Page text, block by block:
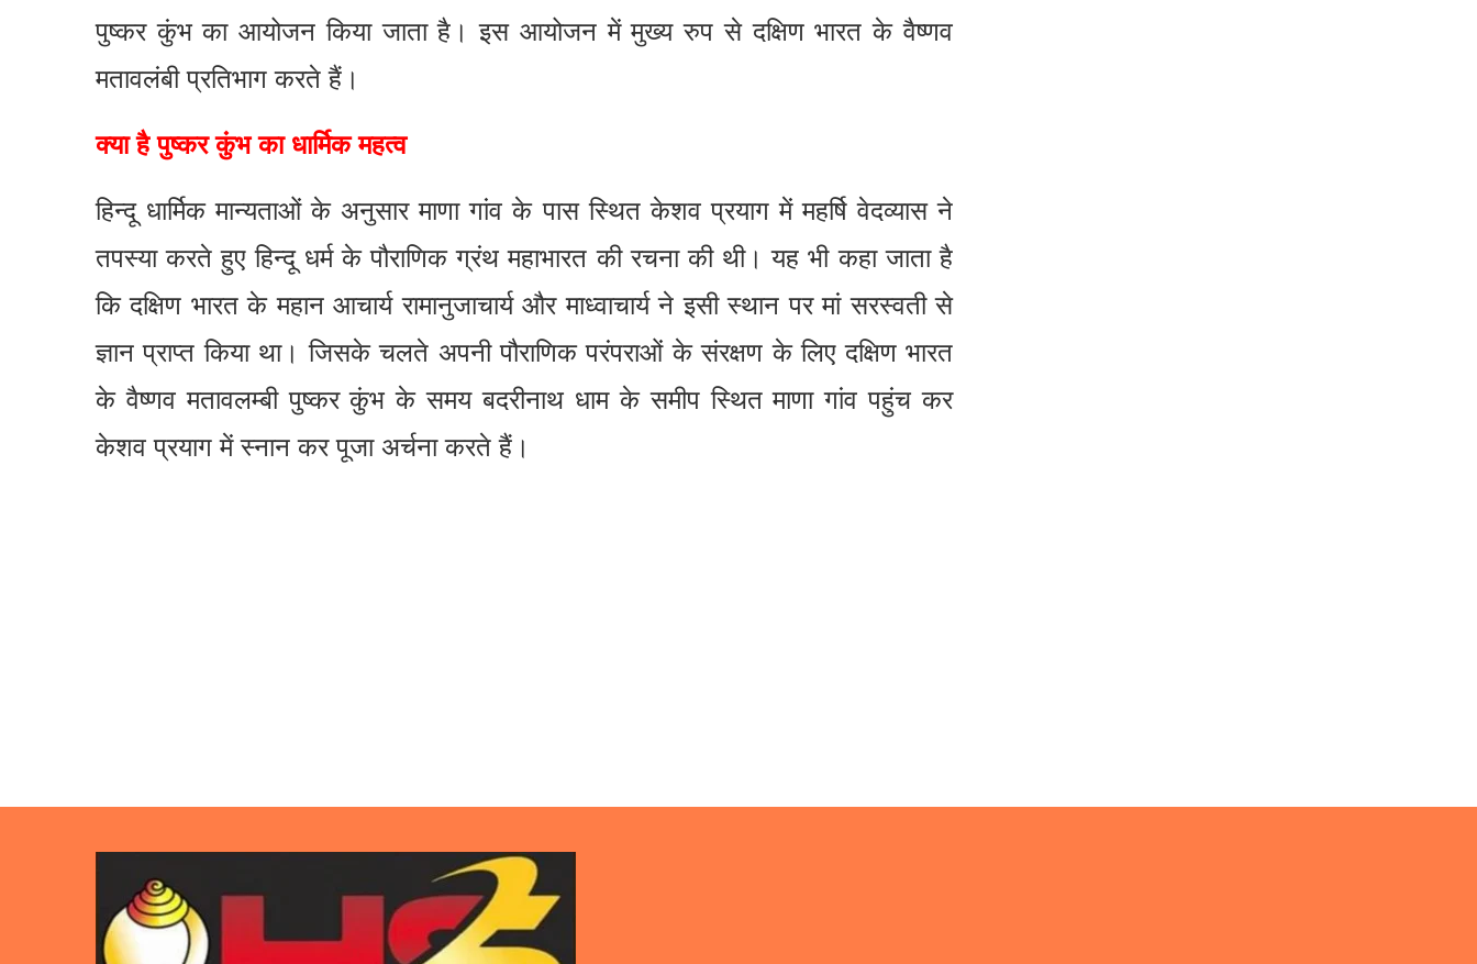
पुष्कर कुंभ का आयोजन किया जाता है। इस आयोजन में मुख्य रुप से दक्षिण भारत के वैष्णव
मतावलंबी प्रतिभाग करते हैं।
क्या है पुष्कर कुंभ का धार्मिक महत्व
हिन्दू धार्मिक मान्यताओं के अनुसार माणा गांव के पास स्थित केशव प्रयाग में महर्षि वेदव्यास ने
तपस्या करते हुए हिन्दू धर्म के पौराणिक ग्रंथ महाभारत की रचना की थी। यह भी कहा जाता है
कि दक्षिण भारत के महान आचार्य रामानुजाचार्य और माध्वाचार्य ने इसी स्थान पर मां सरस्वती से
ज्ञान प्राप्त किया था। जिसके चलते अपनी पौराणिक परंपराओं के संरक्षण के लिए दक्षिण भारत
के वैष्णव मतावलम्बी पुष्कर कुंभ के समय बदरीनाथ धाम के समीप स्थित माणा गांव पहुंच कर
केशव प्रयाग में स्नान कर पूजा अर्चना करते हैं।